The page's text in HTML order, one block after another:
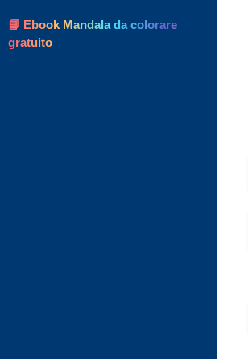
📘 Ebook Mandala da colorare
gratuito